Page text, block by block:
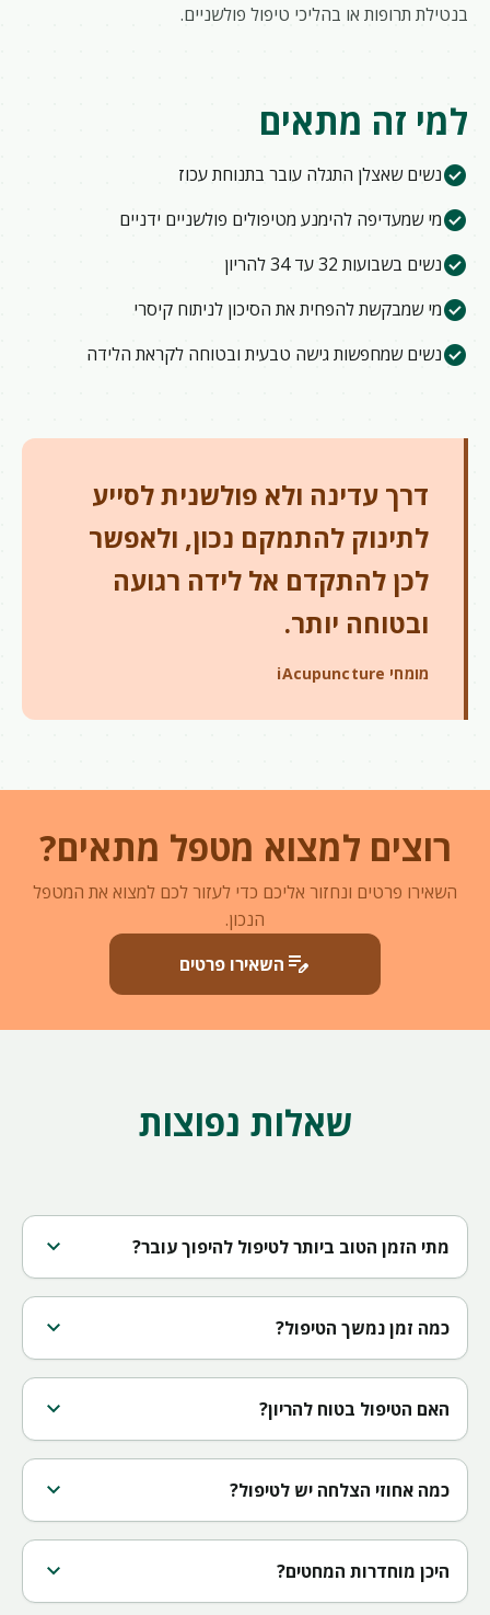
בנטילת תרופות או בהליכי טיפול פולשניים.
למי זה מתאים
check_circleנשים שאצלן התגלה עובר בתנוחת עכוז
check_circleמי שמעדיפה להימנע מטיפולים פולשניים ידניים
check_circleנשים בשבועות 32 עד 34 להריון
check_circleמי שמבקשת להפחית את הסיכון לניתוח קיסרי
check_circleנשים שמחפשות גישה טבעית ובטוחה לקראת הלידה
דרך עדינה ולא פולשנית לסייע
לתינוק להתמקם נכון, ולאפשר
לכן להתקדם אל לידה רגועה
ובטוחה יותר.
מומחי iAcupuncture
רוצים למצוא מטפל מתאים?
השאירו פרטים ונחזור אליכם כדי לעזור לכם למצוא את המטפל
הנכון.
edit_note השאירו פרטים
שאלות נפוצות
מתי הזמן הטוב ביותר לטיפול להיפוך עובר? expand_more
כמה זמן נמשך הטיפול? expand_more
האם הטיפול בטוח להריון? expand_more
כמה אחוזי הצלחה יש לטיפול? expand_more
היכן מוחדרות המחטים? expand_more